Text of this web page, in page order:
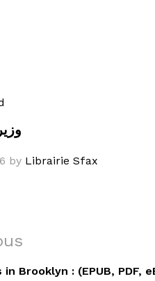
by Librairie Sfax
Brooklyn : (EPUB, PDF,